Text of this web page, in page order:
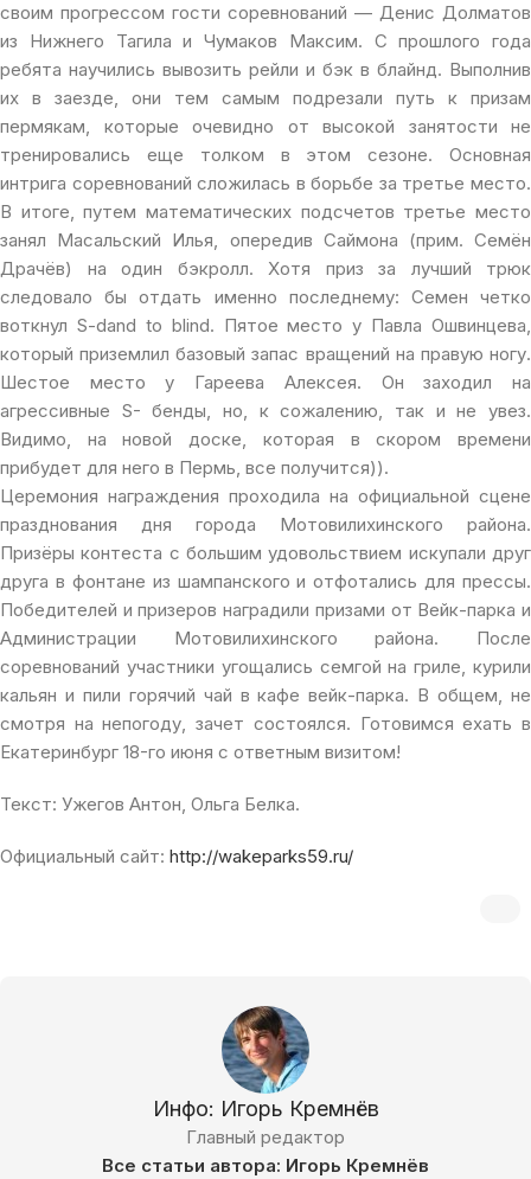
своим прогрессом гости соревнований — Денис Долматов
из Нижнего Тагила и Чумаков Максим. С прошлого года
ребята научились вывозить рейли и бэк в блайнд. Выполнив
их в заезде, они тем самым подрезали путь к призам
пермякам, которые очевидно от высокой занятости не
тренировались еще толком в этом сезоне. Основная
интрига соревнований сложилась в борьбе за третье место.
В итоге, путем математических подсчетов третье место
занял Масальский Илья, опередив Саймона (прим. Семён
Драчёв) на один бэкролл. Хотя приз за лучший трюк
следовало бы отдать именно последнему: Семен четко
воткнул S-dand to blind. Пятое место у Павла Ошвинцева,
который приземлил базовый запас вращений на правую ногу.
Шестое место у Гареева Алексея. Он заходил на
агрессивные S- бенды, но, к сожалению, так и не увез.
Видимо, на новой доске, которая в скором времени
прибудет для него в Пермь, все получится)).
Церемония награждения проходила на официальной сцене
празднования дня города Мотовилихинского района.
Призёры контеста с большим удовольствием искупали друг
друга в фонтане из шампанского и отфотались для прессы.
Победителей и призеров наградили призами от Вейк-парка и
Администрации Мотовилихинского района. После
соревнований участники угощались семгой на гриле, курили
кальян и пили горячий чай в кафе вейк-парка. В общем, не
смотря на непогоду, зачет состоялся. Готовимся ехать в
Екатеринбург 18-го июня с ответным визитом!
Текст: Ужегов Антон, Ольга Белка.
Официальный сайт: http://wakeparks59.ru/
Инфо: Игорь Кремнёв
Главный редактор
Все статьи автора: Игорь Кремнёв